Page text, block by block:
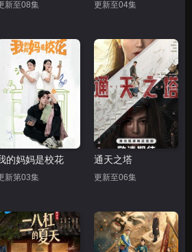
新至08集 更新至04集
的妈妈是校花
新第03集
通天之塔
更新至06集